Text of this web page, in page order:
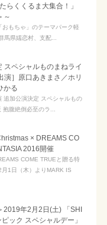
らくくるま大集合！」
～
おもちゃ」のテーマパーク軽
馬県嬬恋村、支配...
スペシャルものまねライ
演］原口あきまさ／ホリ
かる
加公演決定 スペシャルもの
腹絶倒必至のラ...
× DREAMS CO
2016開催
COME TRUEと贈る特
1日（木）よりMARK IS
2019年2月2日(土) 「SHI
ック スペシャルデー」